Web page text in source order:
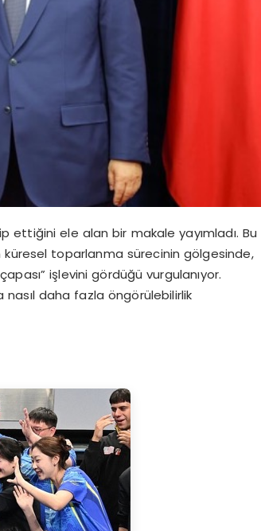
ettiğini ele alan bir makale yayımladı. Bu
küresel toparlanma sürecinin gölgesinde,
işlevini gördüğü vurgulanıyor.
nasıl daha fazla öngörülebilirlik